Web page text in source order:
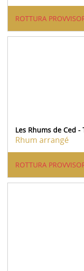
ROTTURA
Les Rhums de Ced
Rhum arrangé
ROTTURA